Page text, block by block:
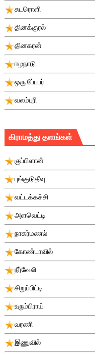
சுடரொளி
தினக்குரல்
தினகரன்
ஈழநாடு
ஒரு பே்பபர்
வலம்புரி
கிராமத்து தளங்கள்
குப்பிளான்
புங்குடுதீவு
வட்டக்கச்சி
அளவெட்டி
நாகர்மணல்
கோண்டாவில்
நீர்வேலி
சிறுப்பிட்டி
உரும்பிராய்
வரணி
இணுவில்